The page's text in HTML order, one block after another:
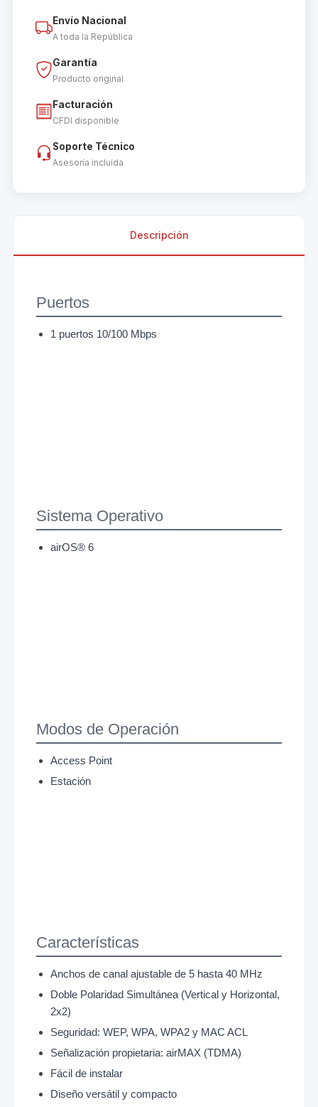
Envío Nacional
A toda la República
Garantía
Producto original
Facturación
CFDI disponible
Soporte Técnico
Asesoría incluida
Descripción
Puertos
1 puertos 10/100 Mbps
Sistema Operativo
airOS® 6
Modos de Operación
Access Point
Estación
Características
Anchos de canal ajustable de 5 hasta 40 MHz
Doble Polaridad Simultánea (Vertical y Horizontal,
2x2)
Seguridad: WEP, WPA, WPA2 y MAC ACL
Señalización propietaria: airMAX (TDMA)
Fácil de instalar
Diseño versátil y compacto